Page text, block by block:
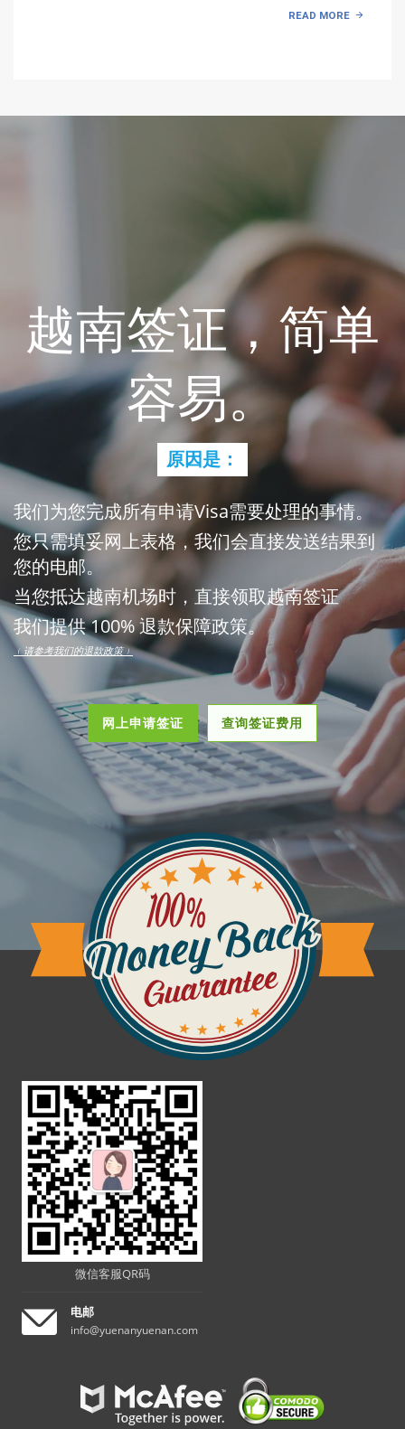
READ MORE
越南签证，简单
容易。
原因是：
我们为您完成所有申请Visa需要处理的事情。
您只需填妥网上表格，我们会直接发送结果到
您的电邮。
当您抵达越南机场时，直接领取越南签证
我们提供 100% 退款保障政策。
﹙请参考我们的退款政策﹚
网上申请签证 查询签证费用
微信客服QR码
电邮
info@yuenanyuenan.com